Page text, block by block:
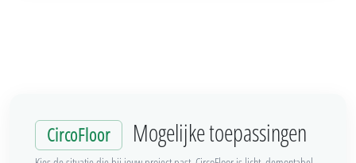
CircoFloor Mogelijke toepassingen